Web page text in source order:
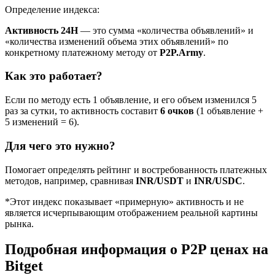
Определение индекса:
Активность 24H— это сумма «количества объявлений» и
«количества изменений объема этих объявлений» по
конкретному платежному методу от P2P.Army.
Как это работает?
Если по методу есть 1 объявление, и его объем изменился 5
раз за сутки, то активность составит 6 очков (1 объявление +
5 изменений = 6).
Для чего это нужно?
Помогает определять рейтинг и востребованность платежных
методов, например, сравнивая INR/USDT и INR/USDC.
*Этот индекс показывает «примерную» активность и не
является исчерпывающим отображением реальной картины
рынка.
Подробная информация о P2P ценах на
Bitget